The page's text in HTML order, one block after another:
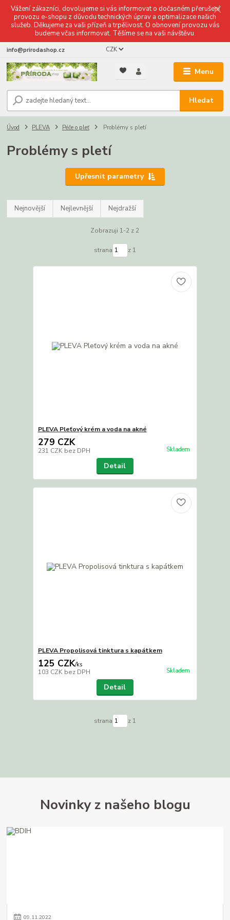
Vážení zákazníci, dovolujeme si vás informovat o dočasném přerušení
provozu e-shopu z důvodu technických úprav a optimalizace našich
služeb. Děkujeme za vaši přízeň a trpělivost. O obnovení provozu vás
budeme včas informovat. Těšíme se na vaši návštěvu.
Menu
CZK
Hledat
info@prirodashop.cz
Úvod PLEVA Péče o pleť Problémy s pletí
Problémy s pletí
Upřesnit parametry
Nejnovější Nejlevnější Nejdražší
Zobrazuji 1-2 z 2
strana z 1
PLEVA Pleťový krém a voda na akné
279 CZK
231 CZK bez DPH Skladem
Detail
PLEVA Propolisová tinktura s kapátkem
125 CZK/ks
103 CZK bez DPH Skladem
Detail
strana z 1
Novinky z našeho blogu
09.11.2022